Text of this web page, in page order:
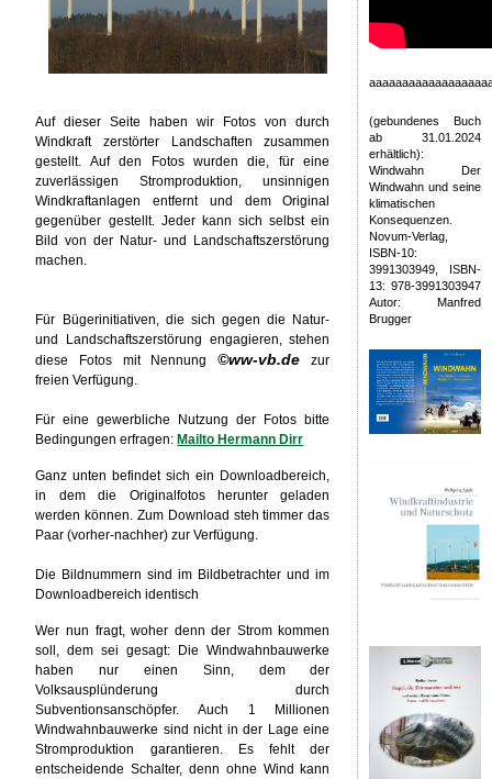
Auf dieser Seite haben wir Fotos von durch
Windkraft zerstörter Landschaften zusammen
gestellt. Auf den Fotos wurden die, für eine
zuverlässigen Stromproduktion, unsinnigen
Windkraftanlagen entfernt und dem Original
gegenüber gestellt. Jeder kann sich selbst ein
Bild von der Natur- und Landschaftszerstörung
machen.
Für Bügerinitiativen, die sich gegen die Natur-
und Landschaftszerstörung engagieren, stehen
diese Fotos mit Nennung ©ww-vb.dezur
freien Verfügung.
Für eine gewerbliche Nutzung der Fotos bitte
Bedingungen erfragen:Mailto Hermann Dirr
Ganz unten befindet sich ein Downloadbereich,
in dem die Originalfotos herunter geladen
werden können. Zum Download steh timmer das
Paar (vorher-nachher) zur Verfügung.
Die Bildnummern sind im Bildbetrachter und im
Downloadbereich identisch
Wer nun fragt, woher denn der Strom kommen
soll, dem sei gesagt: Die Windwahnbauwerke
haben nur einen Sinn, dem der
Volksausplünderung durch
Subventionsanschöpfer. Auch 1 Millionen
Windwahnbauwerke sind nicht in der Lage eine
Stromproduktion garantieren. Es fehlt der
entscheidende Schalter, denn ohne Wind kann
(gebundenes Buch
ab 31.01.2024
erhältlich):
Windwahn Der
Windwahn und seine
klimatischen
Konsequenzen.
Novum-Verlag,
ISBN-10:
3991303949, ISBN-
13: 978-3991303947
Autor: Manfred
Brugger